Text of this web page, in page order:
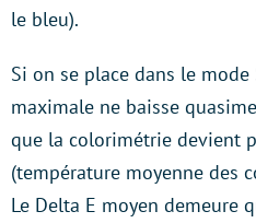
le bleu).
Si on se place dans le
maximale ne baisse
que la colorimétrie devient
(température moyenne des
Le Delta E moyen demeure